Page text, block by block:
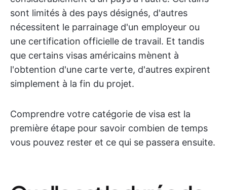
sont limités à des pays désignés, d'autres
nécessitent le parrainage d'un employeur ou
une certification officielle de travail. Et tandis
que certains visas américains mènent à
l'obtention d'une carte verte, d'autres expirent
simplement à la fin du projet.
Comprendre votre catégorie de visa est la
première étape pour savoir combien de temps
vous pouvez rester et ce qui se passera ensuite.